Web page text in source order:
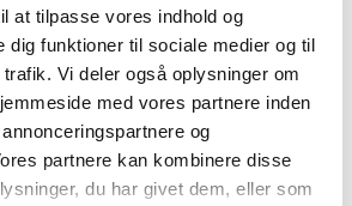
at tilpasse vores indhold og
dig funktioner til sociale medier og til
Vi deler også oplysninger om
med vores partnere inden
og
partnere kan kombinere disse
du har givet dem, eller som
S har ingen datterselskaber.